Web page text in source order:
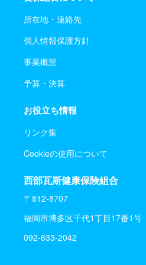
所在地・連絡先
個人情報保護方針
事業概況
予算・決算
お役立ち情報
リンク集
Cookieの使用について
西部瓦斯健康保険組合
〒812-8707
福岡市博多区千代1丁目17番1号
092-633-2042